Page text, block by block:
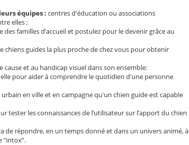
équipes : centres d'éducation ou associations
elles ;
familles d’accueil et postulez pour le devenir grâce au
chiens guides la plus proche de chez vous pour obtenir
et au handicap visuel dans son ensemble:
pour aider à comprendre le quotidien d'une personne
en ville et en campagne qu'un chien guide est capable
tester les connaissances de l’utilisateur sur l’apport du chien
répondre, en un temps donné et dans un univers animé, à
“intox”.